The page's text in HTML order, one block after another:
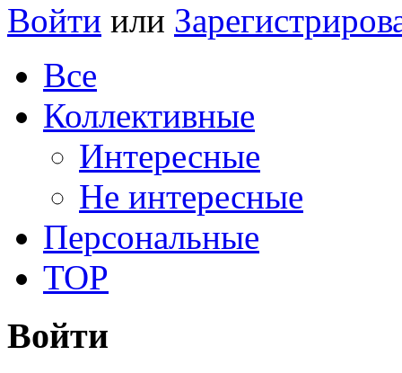
Войти или
Все
Коллективные
Интересные
Не интересные
Персональные
TOP
Войти